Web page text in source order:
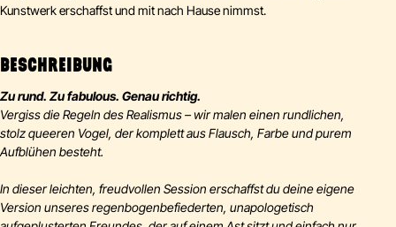
Kunstwerk erschaffst und mit nach Hause nimmst.
BESCHREIBUNG
Zu rund. Zu fabulous. Genau richtig.
Vergiss die Regeln des Realismus – wir malen einen rundlichen,
stolz queeren Vogel, der komplett aus Flausch, Farbe und purem
Aufblühen besteht.
In dieser leichten, freudvollen Session erschaffst du deine eigene
Version unseres regenbogenbefiederten, unapologetisch